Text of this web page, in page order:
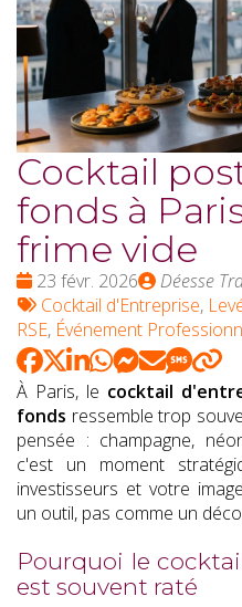
Cocktail
fonds à
frime vide
Date
:
23 févr. 2026
Publié
par
Déesse
Tags
:
Cocktail d'Entreprise,
RSE, Événement
À Paris, le cocktail
fonds ressemble trop
pensée : champagne,
c'est un moment
investisseurs et votre
un outil, pas comme un
Pourquoi le
est souvent raté